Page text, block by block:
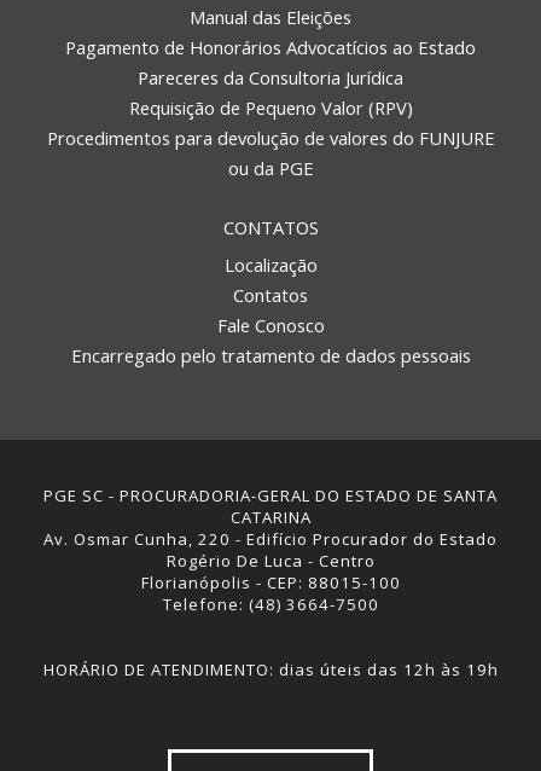
Manual das Eleições
Pagamento de Honorários Advocatícios ao Estado
Pareceres da Consultoria Jurídica
Requisição de Pequeno Valor (RPV)
Procedimentos para devolução de valores do FUNJURE
ou da PGE
CONTATOS
Localização
Contatos
Fale Conosco
Encarregado pelo tratamento de dados pessoais
PGE SC - PROCURADORIA-GERAL DO ESTADO DE SANTA
CATARINA
Av. Osmar Cunha, 220 - Edifício Procurador do Estado
Rogério De Luca - Centro
Florianópolis - CEP: 88015-100
Telefone: (48) 3664-7500
HORÁRIO DE ATENDIMENTO: dias úteis das 12h às 19h